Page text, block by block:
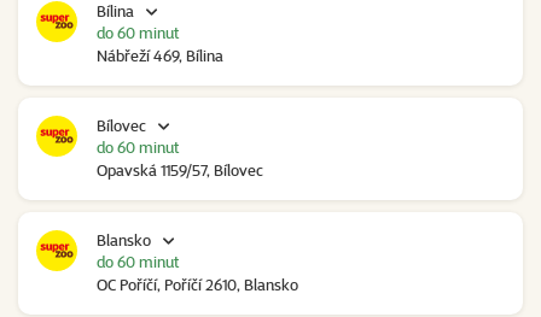
Bílina
Nábřeží 469, Bílina
do 60 minut
Bílovec
Opavská 1159/57, Bílovec
do 60 minut
Blansko
OC Poříčí, Poříčí 2610, Blansko
do 60 minut